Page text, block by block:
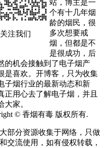
关注我们
站，博主是一
个有十几年烟
龄的烟民，很
多次想要戒
烟，但都是不
是很成功，后
的机会接触到了电子烟产
是喜欢。开博客，只为收集
子烟行业的最新动态和新
正用心去了解电子烟，并且
大家。
© 香烟有毒 版权所有.
部分资源收集于网络，只做
交流使用，如有侵权转载，